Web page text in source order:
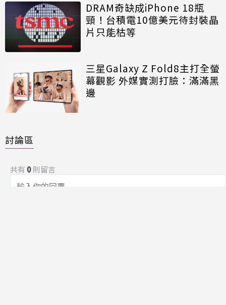
DRAM奇缺成iPhone 18瓶
頸！台積電10億美元待封裝晶
片只能枯等
三星Galaxy Z Fold8主打全螢
幕觀影 外媒實測打臉：滿滿黑
邊
討論區
共有 0則留言